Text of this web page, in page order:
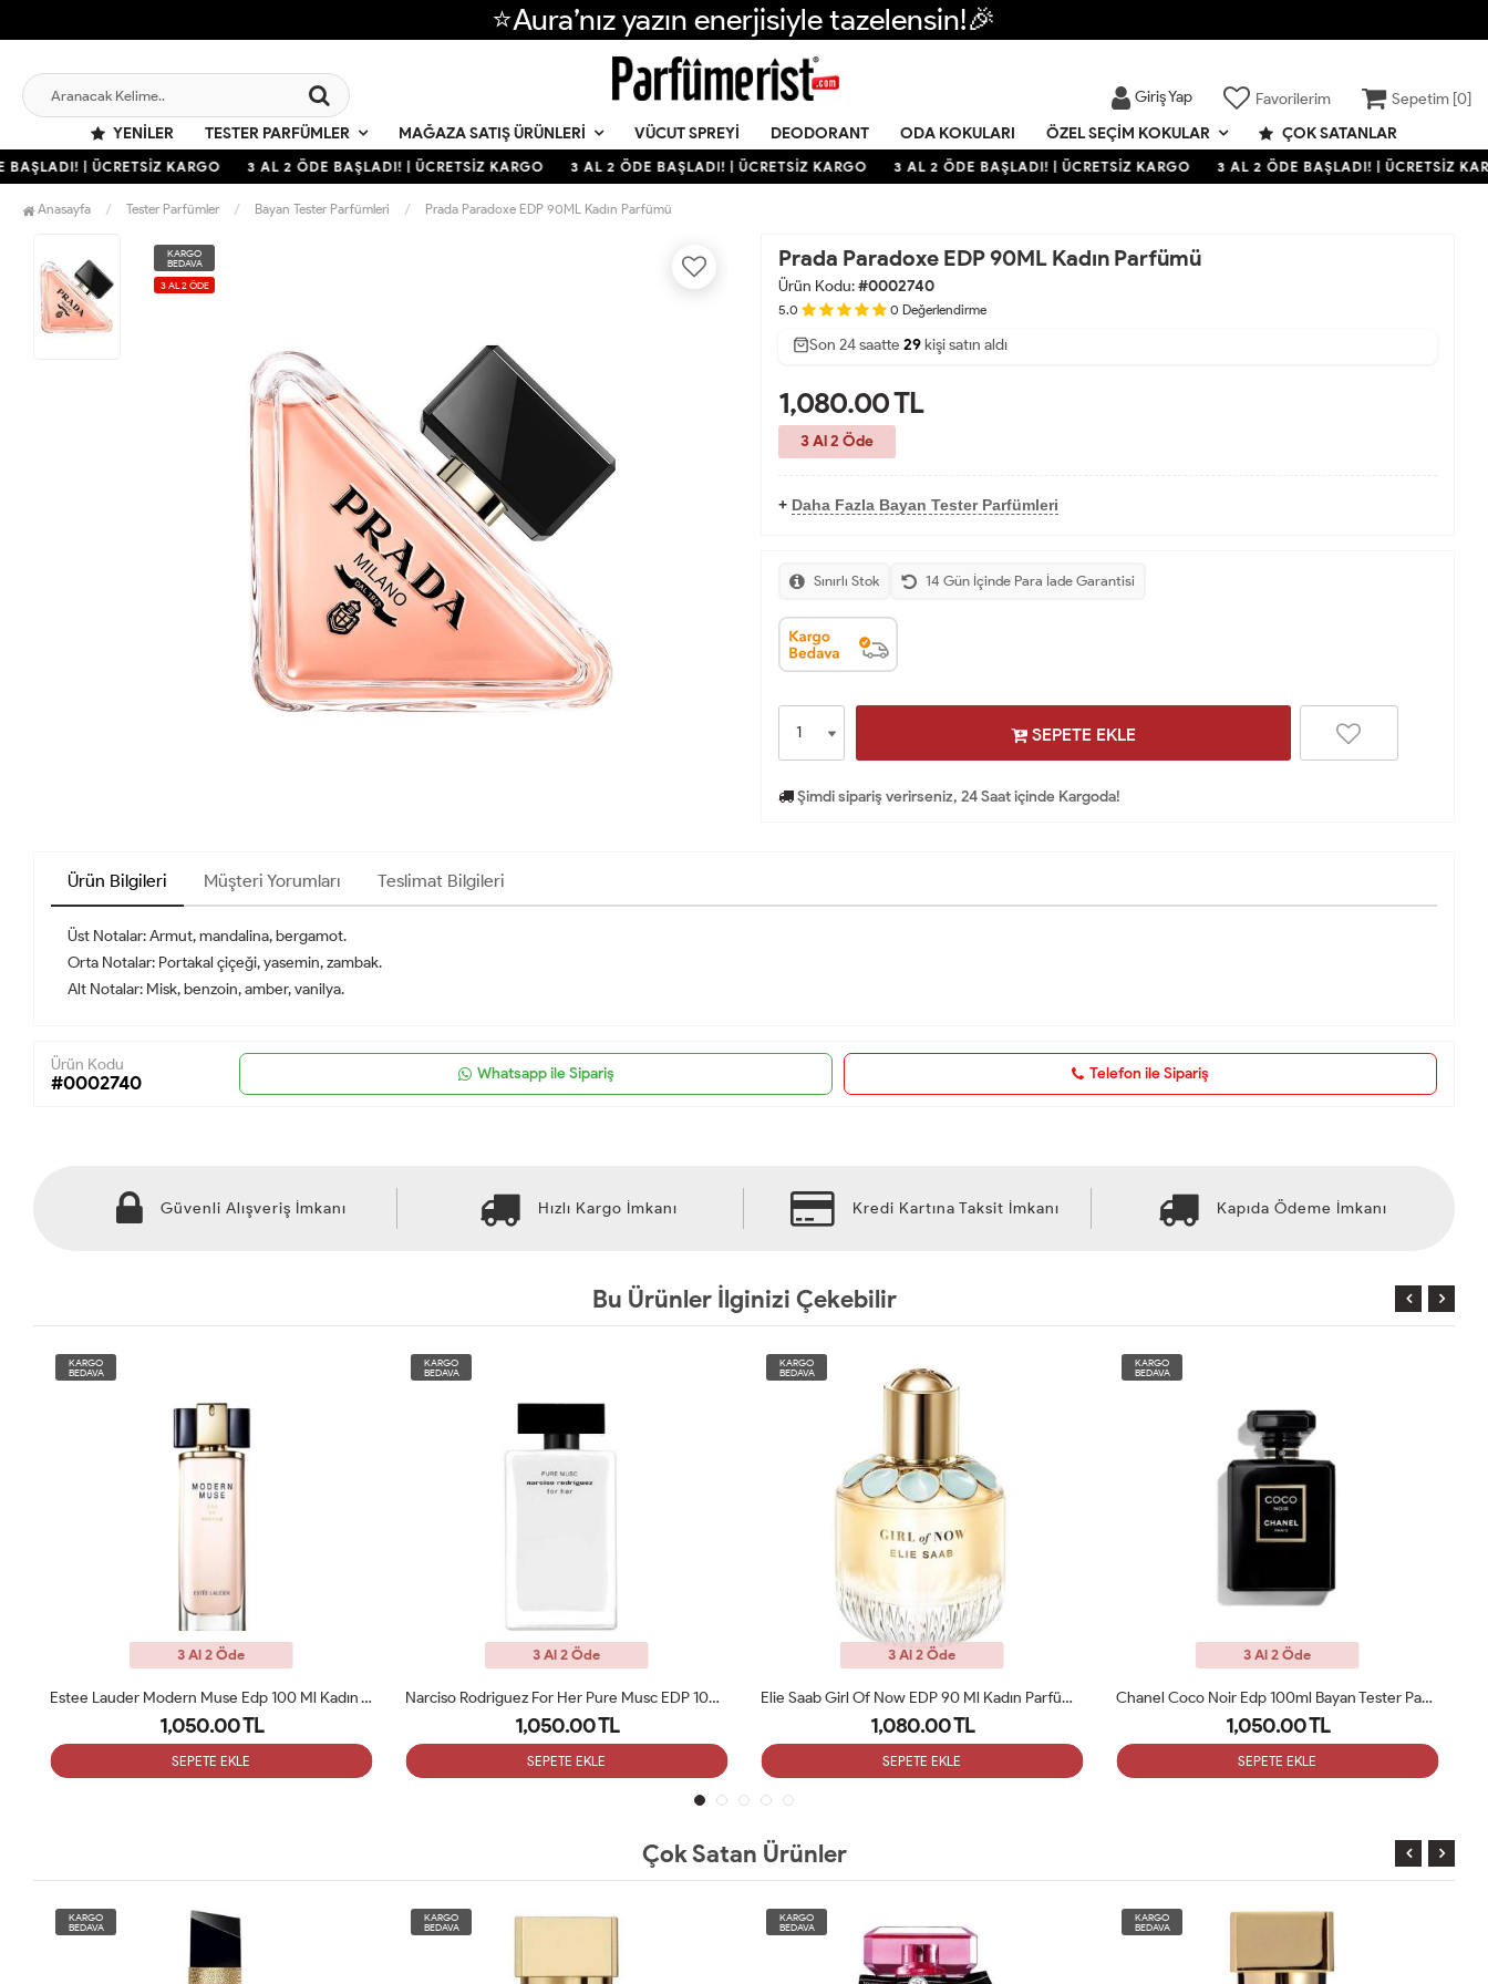
⭐Aura’nız yazın enerjisiyle tazelensin!🎉
Giriş Yap Favorilerim Sepetim [0]
YENILER
TESTER PARFÜMLER MAĞAZA SATIŞ ÜRÜNLERI VÜCUT SPREYI DEODORANT ODA KOKULARI ÖZEL SEÇIM KOKULAR ÇOK SATANLAR
| ÜCRETSİZ KARGO 3 AL 2 ÖDE BAŞLADI! | ÜCRETSİZ KARGO 3 AL 2 ÖDE BAŞLADI! | ÜCRETSİZ KARGO 3 AL 2 ÖDE BAŞLADI! | ÜCRETSİZ KARGO 3 AL 2 ÖDE BAŞLADI! | ÜCRETSİZ
Anasayfa Tester Parfümler Bayan Tester Parfümleri Prada Paradoxe EDP 90ML Kadın Parfümü
KARGO
BEDAVA
3 AL 2 ÖDE
Prada Paradoxe EDP 90ML Kadın Parfümü
Ürün Kodu:#0002740
5.0 0 Değerlendirme
Şu an41kişi inceliyor CANLI
89
Son 24 saatte 29kişi satın aldı
1,080.00TL
3 Al 2 Öde
+ Daha Fazla Bayan Tester Parfümleri
Sınırlı Stok 14 Gün İçinde Para İade Garantisi
SEPETE EKLE
Şimdi sipariş verirseniz, 24 Saat içinde Kargoda!
Ürün Bilgileri Müşteri Yorumları Teslimat Bilgileri
Üst Notalar: Armut, mandalina, bergamot.
Orta Notalar: Portakal çiçeği, yasemin, zambak.
Alt Notalar: Misk, benzoin, amber, vanilya.
Ürün Kodu
#0002740 Whatsapp ile Sipariş Telefon ile Sipariş
Güvenli Alışveriş İmkanı Hızlı Kargo İmkanı Kredi Kartına Taksit İmkanı Kapıda Ödeme İmkanı
Bu Ürünler İlginizi Çekebilir
KARGO
BEDAVA
3 Al 2 Öde
Estee Lauder Modern Muse Edp 100 Ml Kadın Tester
1,050.00 TL
SEPETE EKLE
KARGO
BEDAVA
3 Al 2 Öde
Narciso Rodriguez For Her Pure Musc EDP 100ML Tester
1,050.00 TL
SEPETE EKLE
KARGO
BEDAVA
3 Al 2 Öde
Elie Saab Girl Of Now EDP 90 Ml Kadın Parfüm Tester
1,080.00 TL
SEPETE EKLE
KARGO
BEDAVA
3 Al 2 Öde
Chanel Coco Noir Edp 100ml Bayan Tester Parfüm
1,050.00 TL
SEPETE EKLE
Çok Satan Ürünler
KARGO
BEDAVA
KARGO
BEDAVA
KARGO
BEDAVA
KARGO
BEDAVA